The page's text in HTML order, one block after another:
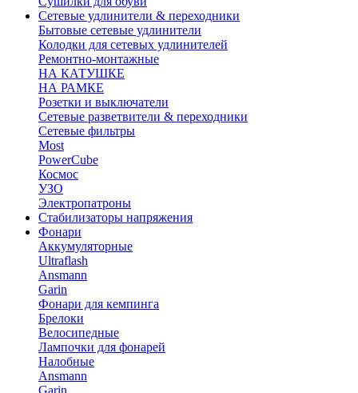
Сетевые удлинители & переходники
Бытовые сетевые удлинители
Колодки для сетевых удлинителей
Ремонтно-монтажные
НА КАТУШКЕ
НА РАМКЕ
Розетки и выключатели
Сетевые разветвители & переходники
Сетевые фильтры
Most
PowerCube
Космос
УЗО
Электропатроны
Стабилизаторы напряжения
Фонари
Аккумуляторные
Ultraflash
Ansmann
Garin
Фонари для кемпинга
Брелоки
Велосипедные
Лампочки для фонарей
Налобные
Ansmann
Garin